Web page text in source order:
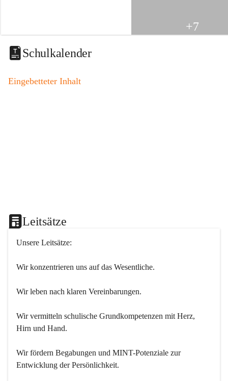
i
t
a
o
+7
Schulkalender
Eingebetteter Inhalt
Leitsätze
Unsere Leitsätze:
Wir konzentrieren uns auf das Wesentliche.
Wir leben nach klaren Vereinbarungen.
Wir vermitteln schulische Grundkompetenzen mit Herz,
Hirn und Hand.
Wir fördern Begabungen und MINT-Potenziale zur
Entwicklung der Persönlichkeit.